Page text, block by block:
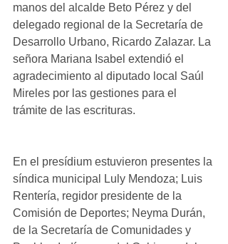
manos del alcalde Beto Pérez y del
delegado regional de la Secretaría de
Desarrollo Urbano, Ricardo Zalazar. La
señora Mariana Isabel extendió el
agradecimiento al diputado local Saúl
Mireles por las gestiones para el
trámite de las escrituras.
En el presídium estuvieron presentes la
síndica municipal Luly Mendoza; Luis
Rentería, regidor presidente de la
Comisión de Deportes; Neyma Durán,
de la Secretaría de Comunidades y